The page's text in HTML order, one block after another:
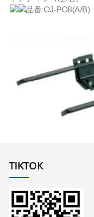
品番:OJ-PO8(A/B)
TIKTOK